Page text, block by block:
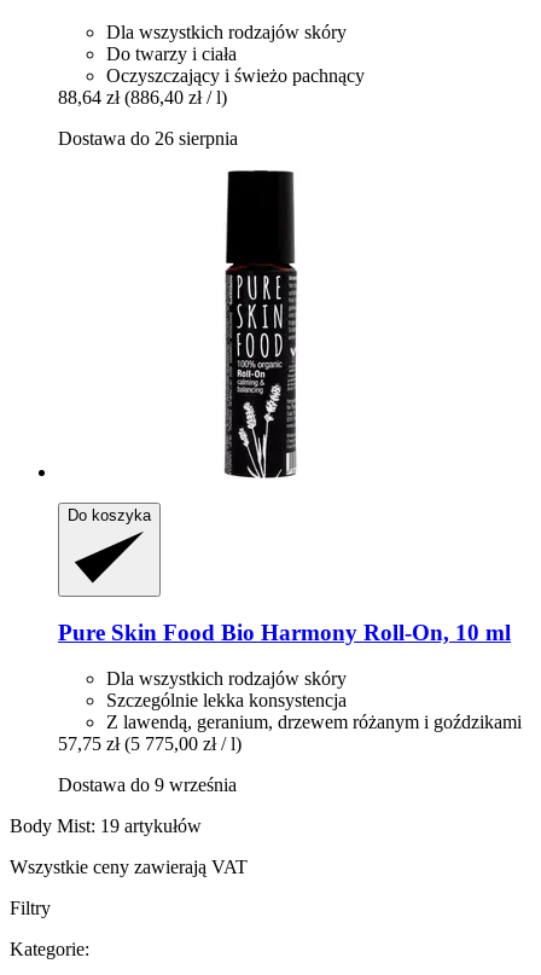
Dla wszystkich rodzajów skóry
Do twarzy i ciała
Oczyszczający i świeżo pachnący
88,64 zł (886,40 zł / l)
Dostawa do 26 sierpnia
Do koszyka
Pure Skin Food Bio Harmony Roll-​On, 10 ml
Dla wszystkich rodzajów skóry
Szczególnie lekka konsystencja
Z lawendą, geranium, drzewem różanym i goździkami
57,75 zł (5 775,00 zł / l)
Dostawa do 9 września
Body Mist: 19 artykułów
Wszystkie ceny zawierają VAT
Filtry
Kategorie: